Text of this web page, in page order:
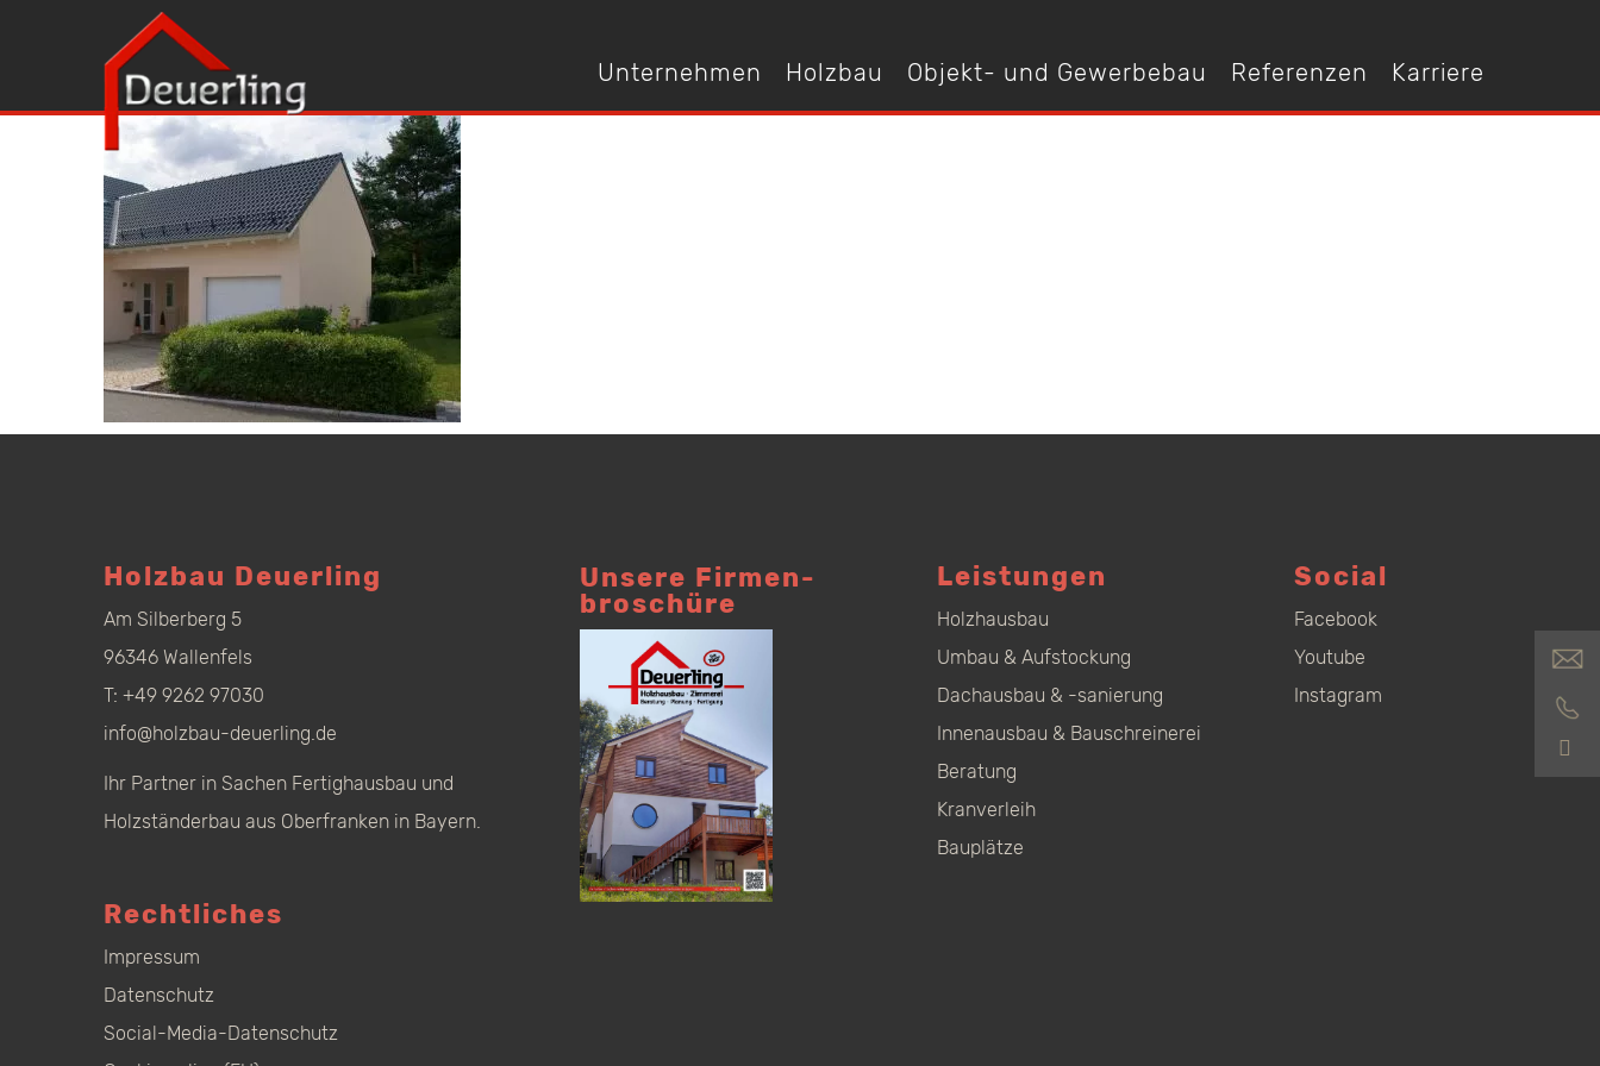
Unternehmen Holzbau Objekt- und Gewerbebau Referenzen Karriere
Holzbau Deuerling
Am Silberberg 5
96346 Wallenfels
T: +49 9262 97030
info@holzbau-deuerling.de
Ihr Partner in Sachen Fertighausbau und
Holzständerbau aus Oberfranken in Bayern.
Rechtliches
Impressum
Datenschutz
Social-Media-Datenschutz
Unsere Firmen­
broschüre
Leistungen
Holzhausbau
Umbau & Aufstockung
Dachausbau & -sanierung
Innenausbau & Bauschreinerei
Beratung
Kranverleih
Bauplätze
Social
Facebook
Youtube
Instagram